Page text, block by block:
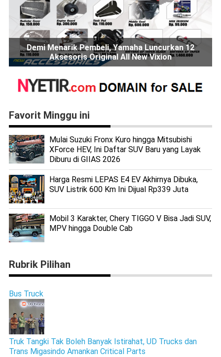
Demi Menarik Pembeli, Yamaha Luncurkan 12
Aksesoris Original All New Vixion
Favorit Minggu ini
Mulai Suzuki Fronx Kuro hingga Mitsubishi
XForce HEV, Ini Daftar SUV Baru yang Layak
Diburu di GIIAS 2026
Harga Resmi LEPAS E4 EV Akhirnya Dibuka,
SUV Listrik 600 Km Ini Dijual Rp339 Juta
Mobil 3 Karakter, Chery TIGGO V Bisa Jadi SUV,
MPV hingga Double Cab
Rubrik Pilihan
Bus Truck
Truk Tangki Tak Boleh Banyak Istirahat, UD Trucks dan
Trans Migasindo Amankan Critical Parts